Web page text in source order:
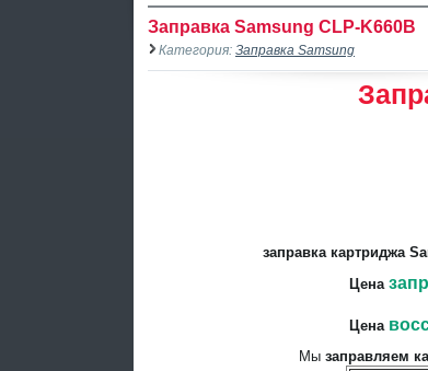
Заправка Samsung CLP-K660B
Категория: Заправка Samsung
заправка картриджа
Цена
Цена
Мы заправляем